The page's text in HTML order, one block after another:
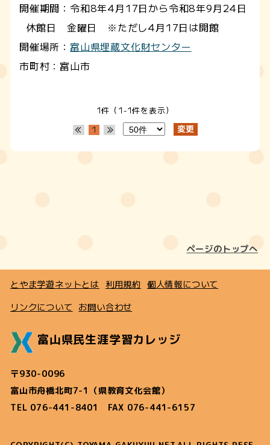
開催期間：令和8年4月17日から令和8年9月24日
休館日 金曜日 ※ただし4月17日は開館
開催場所： 富山県埋蔵文化財センター
市町村：富山市
1件（1-1件を表示）
1
ページのトップへ
とやま学遊ネットとは 利用規約 個人情報について
リンクについて お問い合わせ
富山県民生涯学習カレッジ
〒930-0096
富山市舟橋北町7-1（県教育文化会館）
TEL 076-441-8401 FAX 076-441-6157